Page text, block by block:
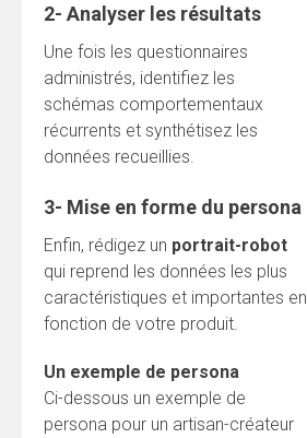
2- Analyser les résultats
Une fois les questionnaires
administrés, identifiez les
schémas comportementaux
récurrents et synthétisez les
données recueillies.
3- Mise en forme du persona
Enfin, rédigez un portrait-robot
qui reprend les données les plus
caractéristiques et importantes en
fonction de votre produit.
Un exemple de persona
Ci-dessous un exemple de
persona pour un artisan-créateur